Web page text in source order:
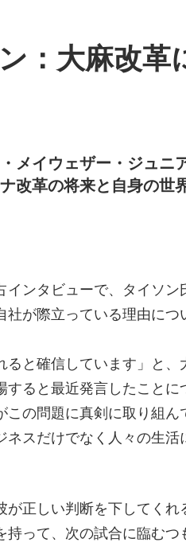
：大麻改革
メイウェザー・ジュニ
改革の将来と自身の世
ンタビューで、タイソ
が際立っている理由につ
ると確信しています」と
ると最近発言したことに
この問題に真剣に取り組
スだけでなく人々の生
正しい判断を下してく
って、次の試合に臨むつ